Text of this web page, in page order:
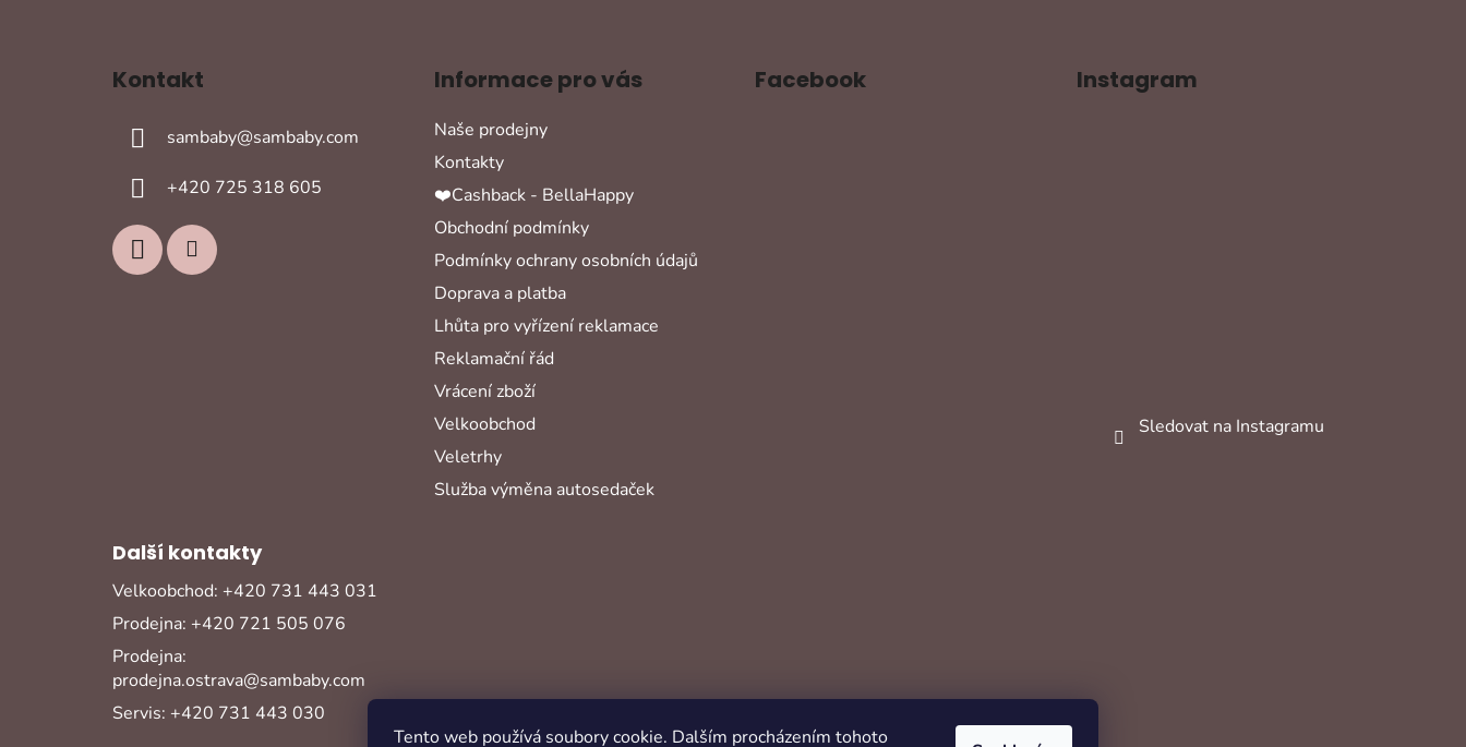
Tento web používá soubory cookie. Dalším procházením tohoto
Kontakt
sambaby@sambaby.com
+420 725 318 605
Informace pro vás
Naše prodejny
Kontakty
❤️Cashback - BellaHappy
Obchodní podmínky
Podmínky ochrany osobních údajů
Doprava a platba
Lhůta pro vyřízení reklamace
Reklamační řád
Vrácení zboží
Velkoobchod
Veletrhy
Služba výměna autosedaček
Facebook Instagram
Sledovat na Instagramu
Další kontakty
Velkoobchod: +420 731 443 031
Prodejna: +420 721 505 076
Prodejna:
prodejna.ostrava@sambaby.com
Servis: +420 731 443 030